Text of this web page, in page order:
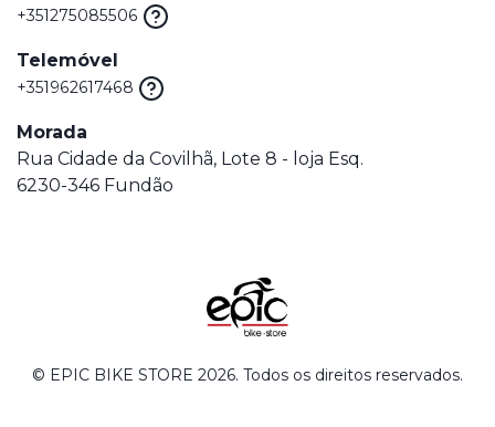
© EPIC BIKE STORE 2026. Todos os direitos reservados.
+351275085506
Telemóvel
+351962617468
Morada
Rua Cidade da Covilhã, Lote 8 - loja Esq.
6230-346 Fundão